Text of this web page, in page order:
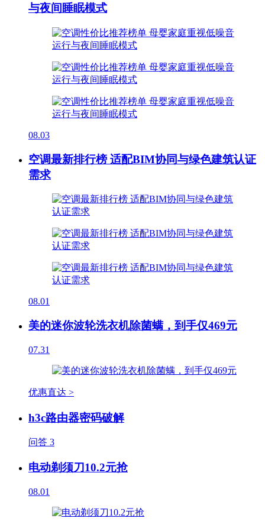
与夜间睡眠模式
08.03
空调最新排行榜 适配BIM协同与绿色建筑认证
需求
08.01
美的迷你波轮洗衣机除菌螨，到手仅469元
07.31
优惠直达 >
h3c路由器密码破解
问答 3
电动剃须刀10.2元抢
08.01